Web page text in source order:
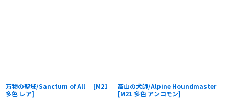
万物の聖域/Sanctum of All [M21
多色 レア]
高山の犬師/Alpine Houndmaster
[M21 多色 アンコモン]